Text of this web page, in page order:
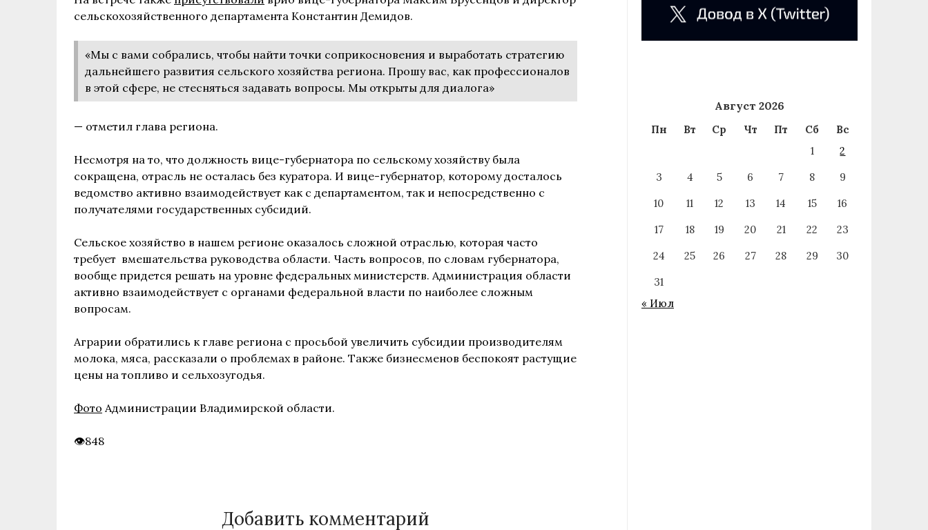
сельскохозяйственного департамента Константин Демидов.
«Мы с вами собрались, чтобы найти точки соприкосновения и выработать стратегию
дальнейшего развития сельского хозяйства региона. Прошу вас, как профессионалов
в этой сфере, не стесняться задавать вопросы. Мы открыты для диалога»
— отметил глава региона.
Несмотря на то, что должность вице-губернатора по сельскому хозяйству была
сокращена, отрасль не осталась без куратора. И вице-губернатор, которому досталось
ведомство активно взаимодействует как с департаментом, так и непосредственно с
получателями государственных субсидий.
Сельское хозяйство в нашем регионе оказалось сложной отраслью, которая часто
требует вмешательства руководства области. Часть вопросов, по словам губернатора,
вообще придется решать на уровне федеральных министерств. Администрация области
активно взаимодействует с органами федеральной власти по наиболее сложным
вопросам.
Аграрии обратились к главе региона с просьбой увеличить субсидии производителям
молока, мяса, рассказали о проблемах в районе. Также бизнесменов беспокоят растущие
цены на топливо и сельхозугодья.
Фото Администрации Владимирской области.
848
Добавить комментарий
Август 2026
Пн Вт Ср Чт Пт Сб
Вс
1
2
3
4 5 6 7 8
9
10
11 12 13 14 15
16
17
18 19 20 21 22
23
24
25 26 27 28 29
30
31
« Июл